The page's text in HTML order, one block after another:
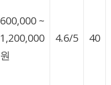
600,000 ~
1,200,000
원
4.6/5 40